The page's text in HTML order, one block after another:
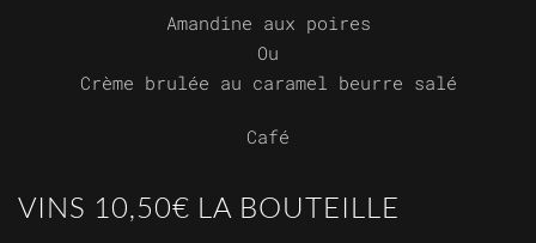
Amandine aux poires
Ou
Crème brulée au caramel beurre salé
Café
VINS 10,50€ LA BOUTEILLE